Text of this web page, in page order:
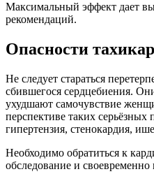
Максимальный эффект дает
рекомендаций.
Опасности
Не следует стараться
сбившегося сердцебиения.
ухудшают самочувствие
перспективе таких серьёзных
гипертензия, стенокардия,
Необходимо обратиться к
обследование и своевременно